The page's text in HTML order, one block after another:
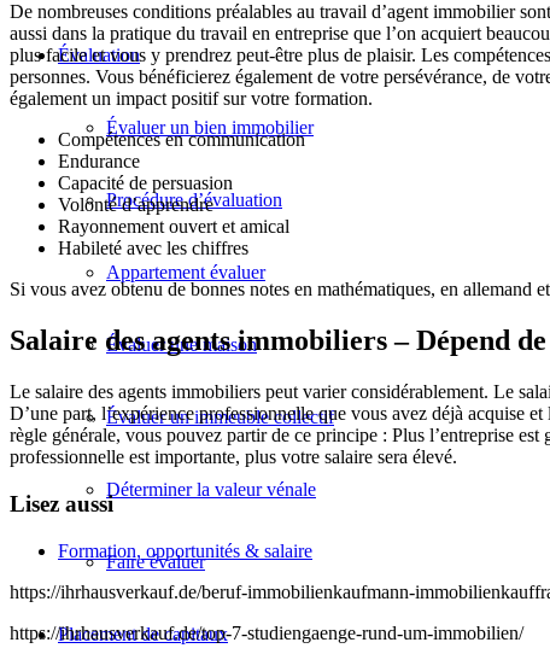
Évaluation
Évaluer un bien immobilier
Procédure d’évaluation
Appartement évaluer
Évaluer une maison
Évaluer un immeuble collectif
Déterminer la valeur vénale
Faire évaluer
Placement de capitaux
De nombreuses conditions préalables au travail d’agent immobilier
aussi dans la pratique du travail en entreprise que l’on acquiert
plus facile et vous y prendrez peut-être plus de plaisir. Les
personnes. Vous bénéficierez également de votre persévérance, de
également un impact positif sur votre formation.
Compétences en communication
Endurance
Capacité de persuasion
Volonté d’apprendre
Rayonnement ouvert et amical
Habileté avec les chiffres
Si vous avez obtenu de bonnes notes en mathématiques, en
Salaire des agents immobiliers – Dépend
Le salaire des agents immobiliers peut varier considérablement. Le
D’une part, l’expérience professionnelle que vous avez déjà acquise
règle générale, vous pouvez partir de ce principe : Plus l’entreprise
professionnelle est importante, plus votre salaire sera élevé.
Lisez aussi
Formation, opportunités & salaire
https://ihrhausverkauf.de/beruf-immobilienkaufmann-
https://ihrhausverkauf.de/top-7-studiengaenge-rund-um-immobilien/